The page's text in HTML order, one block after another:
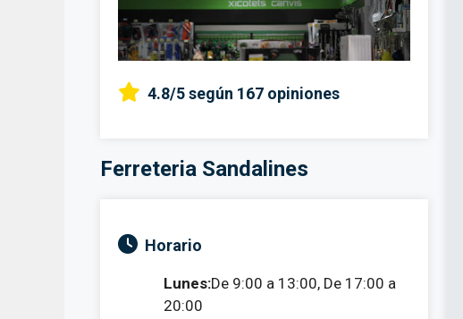
4.8/5según 167 opiniones
Ferreteria Sandalines
Horario
Lunes:De 9:00 a 13:00, De 17:00 a
20:00